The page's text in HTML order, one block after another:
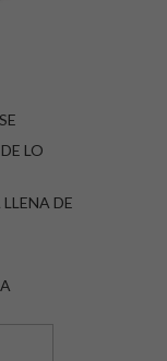
LO
DE